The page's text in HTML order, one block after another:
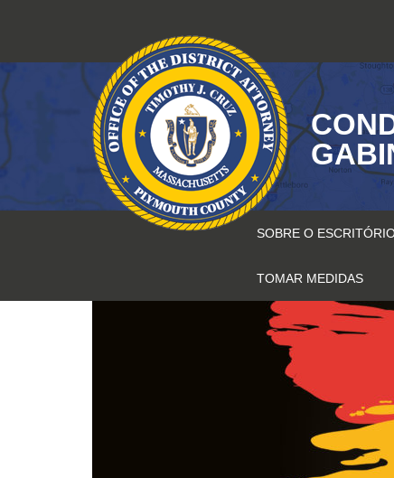
conteúdo
SOBRE O
TOMAR MEDIDAS